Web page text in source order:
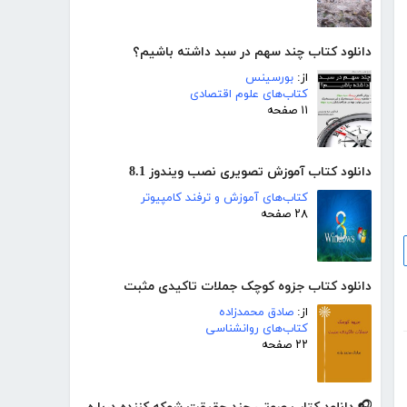
دانلود کتاب چند سهم در سبد داشته باشیم؟
از: بورسینس
کتاب‌های علوم اقتصادی
۱۱ صفحه
دانلود کتاب آموزش تصویری نصب ویندوز 8.1
کتاب‌های آموزش و ترفند کامپیوتر
۲۸ صفحه
دانلود کتاب جزوه کوچک جملات تاکیدی مثبت
از: صادق محمدزاده
کتاب‌های روانشناسی
۲۲ صفحه